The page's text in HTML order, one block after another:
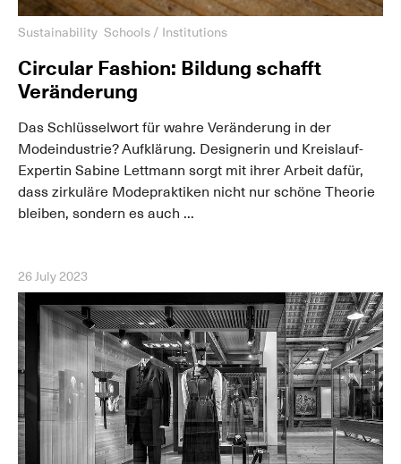
Sustainability Schools / Institutions
Circular Fashion: Bildung schafft
Veränderung
Das Schlüsselwort für wahre Veränderung in der
Modeindustrie? Aufklärung. Designerin und Kreislauf-
Expertin Sabine Lettmann sorgt mit ihrer Arbeit dafür,
dass zirkuläre Modepraktiken nicht nur schöne Theorie
bleiben, sondern es auch ...
26 July 2023